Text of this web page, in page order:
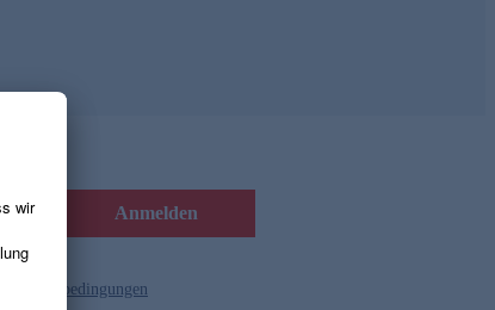
Anmelden
Gutscheinbedingungen